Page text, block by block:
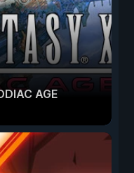
AGE